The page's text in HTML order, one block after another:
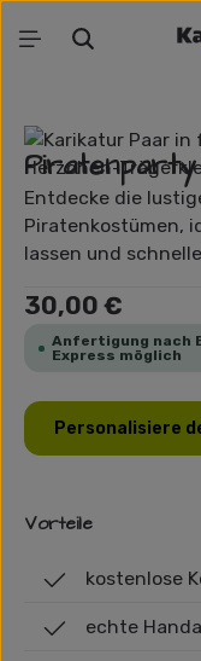
Zum Hauptinhalt
Bildergalerie
Piratenparty
Entdecke die
Piratenkostümen,
lassen und
Regulärer Preis:
30,00 €
Anfertigung nach
Express möglich
Personalisiere
Vorteile
kostenlose
echte